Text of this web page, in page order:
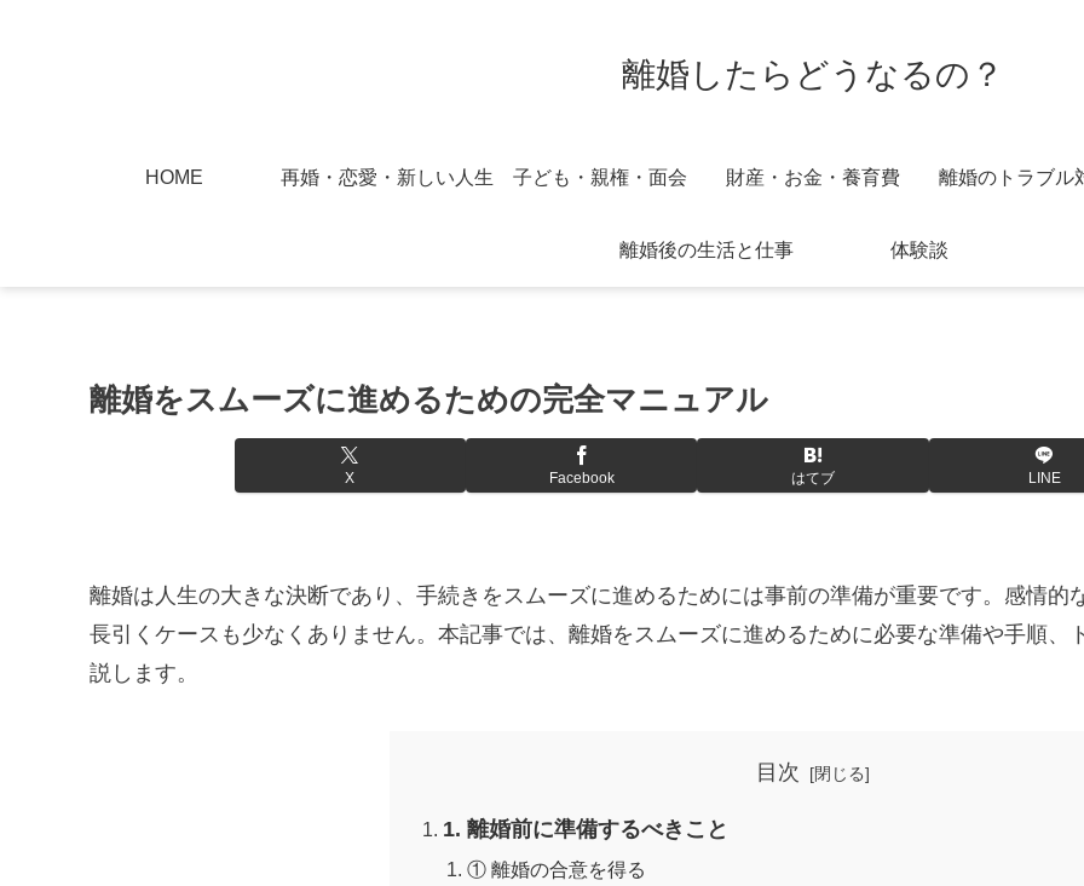
離婚したらどうなるの？
HOME 再婚・恋愛・新しい人生 子ども・親権・面会 財産・お金・養育費 離婚のトラブル
離婚後の生活と仕事 体験談
離婚をスムーズに進めるための完全マニュアル
X Facebook はてブ LINE
離婚は人生の大きな決断であり、手続きをスムーズに進めるためには事前の準備が重要です。感情
長引くケースも少なくありません。本記事では、離婚をスムーズに進めるために必要な準備や手順
説します。
目次
1. 離婚前に準備するべきこと
① 離婚の合意を得る